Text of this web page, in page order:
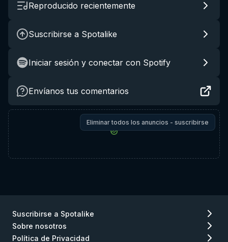
Reproducido recientemente
Suscribirse a Spotalike
Iniciar sesión y conectar con Spotify
Envíanos tus comentarios
Eliminar todos los anuncios - suscribirse
Suscribirse a Spotalike
Sobre nosotros
Política de Privacidad